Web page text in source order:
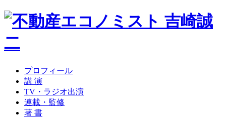
プロフィール
講 演
TV・ラジオ出演
連載・監修
著 書